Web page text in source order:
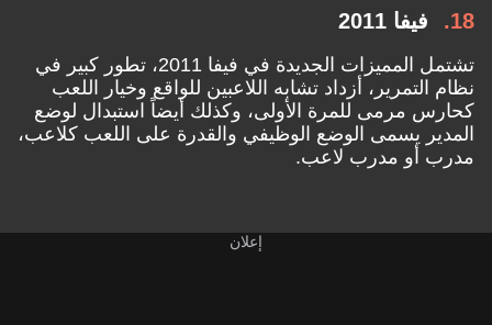
18 فيفا 2011
تشتمل المميزات الجديدة في فيفا 2011، تطور كبير في
نظام التمرير، أزداد تشابه اللاعبين للواقع وخيار اللعب
كحارس مرمى للمرة الأولى، وكذلك أيضاً استبدال لوضع
المدير يسمى الوضع الوظيفي والقدرة على اللعب كلاعب،
مدرب أو مدرب لاعب.